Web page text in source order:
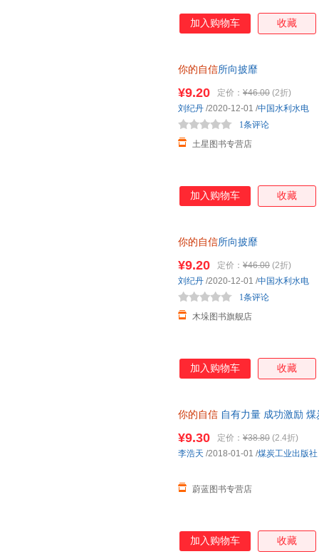
加入购物车 收藏
你的自信所向披靡
¥9.20 定价： ¥46.00 (2折)
土星图书专营店
1条评论
刘纪丹 /2020-12-01 /中国水利水电
加入购物车 收藏
你的自信所向披靡
¥9.20 定价： ¥46.00 (2折)
木垛图书旗舰店
1条评论
刘纪丹 /2020-12-01 /中国水利水电
加入购物车 收藏
你的自信 自有力量 成功激励
¥9.30 定价： ¥38.80 (2.4折)
蔚蓝图书专营店
李浩天 /2018-01-01 /煤炭工业出版社
加入购物车 收藏